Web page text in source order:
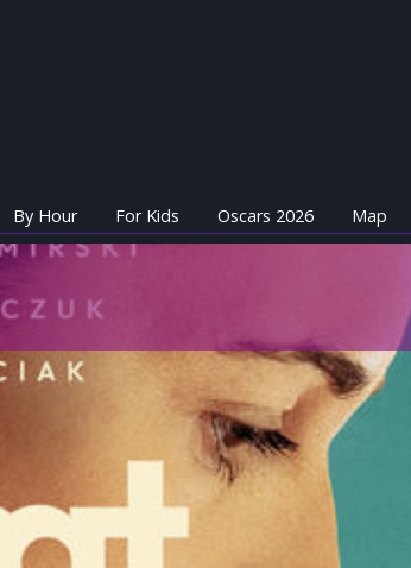
By Hour For Kids Oscars 2026 Map